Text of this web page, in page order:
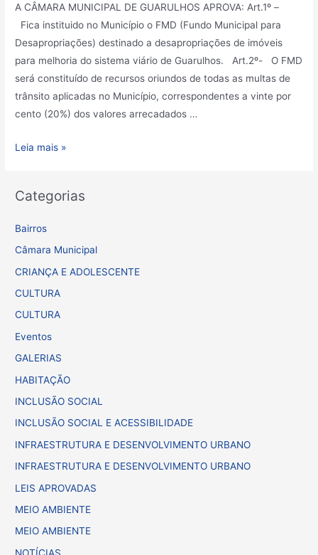
A CÂMARA MUNICIPAL DE GUARULHOS APROVA: Art.1º –
Fica instituido no Município o FMD (Fundo Municipal para
Desapropriações) destinado a desapropriações de imóveis
para melhoria do sistema viário de Guarulhos. Art.2º- O FMD
será constituído de recursos oriundos de todas as multas de
trânsito aplicadas no Município, correspondentes a vinte por
cento (20%) dos valores arrecadados …
Leia mais »
Categorias
Bairros
Câmara Municipal
CRIANÇA E ADOLESCENTE
CULTURA
CULTURA
Eventos
GALERIAS
HABITAÇÃO
INCLUSÃO SOCIAL
INCLUSÃO SOCIAL E ACESSIBILIDADE
INFRAESTRUTURA E DESENVOLVIMENTO URBANO
INFRAESTRUTURA E DESENVOLVIMENTO URBANO
LEIS APROVADAS
MEIO AMBIENTE
MEIO AMBIENTE